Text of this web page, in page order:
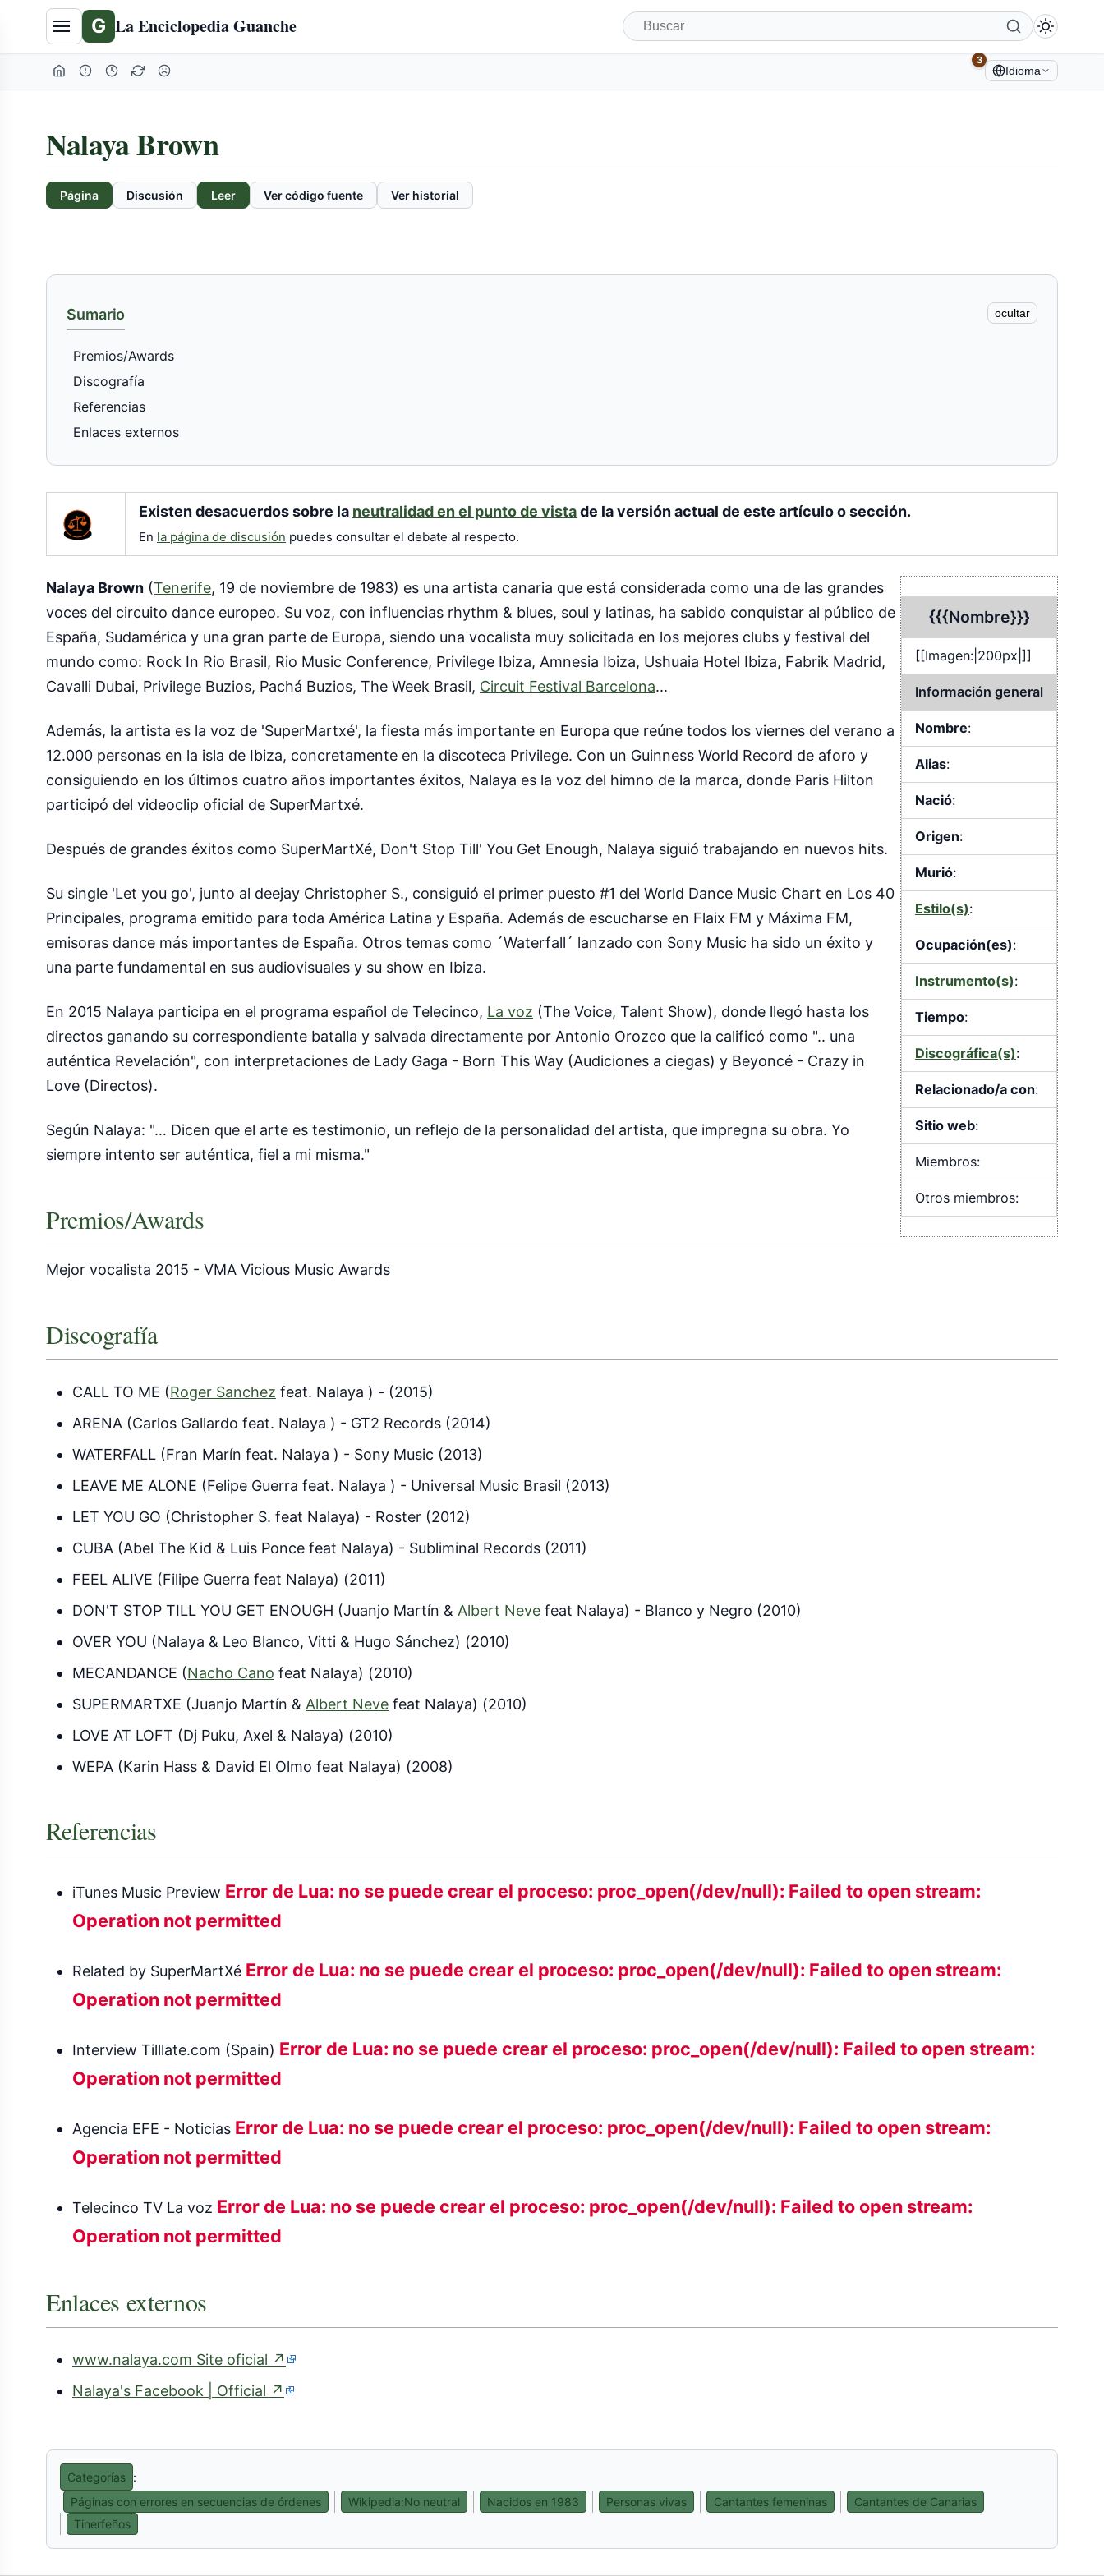
G La Enciclopedia Guanche
3
Idioma
Nalaya Brown
Página Discusión Leer Ver código fuente Ver historial
Sumario ocultar
Premios/Awards
Discografía
Referencias
Enlaces externos
Existen desacuerdos sobre la neutralidad en el punto de vistade la versión actual de este artículo o sección.
En la página de discusión puedes consultar el debate al respecto.
{{{Nombre}}}
[[Imagen:|200px|]]
Información general
Nombre:
Alias:
Nació:
Origen:
Murió:
Estilo(s):
Ocupación(es):
Instrumento(s):
Tiempo:
Discográfica(s):
Relacionado/a con:
Sitio web:
Miembros:
Otros miembros:
Nalaya Brown (Tenerife, 19 de noviembre de 1983) es una artista canaria que está considerada como una de las grandes
voces del circuito dance europeo. Su voz, con influencias rhythm & blues, soul y latinas, ha sabido conquistar al público de
España, Sudamérica y una gran parte de Europa, siendo una vocalista muy solicitada en los mejores clubs y festival del
mundo como: Rock In Rio Brasil, Rio Music Conference, Privilege Ibiza, Amnesia Ibiza, Ushuaia Hotel Ibiza, Fabrik Madrid,
Cavalli Dubai, Privilege Buzios, Pachá Buzios, The Week Brasil, Circuit Festival Barcelona...
Además, la artista es la voz de 'SuperMartxé', la fiesta más importante en Europa que reúne todos los viernes del verano a
12.000 personas en la isla de Ibiza, concretamente en la discoteca Privilege. Con un Guinness World Record de aforo y
consiguiendo en los últimos cuatro años importantes éxitos, Nalaya es la voz del himno de la marca, donde Paris Hilton
participó del videoclip oficial de SuperMartxé.
Después de grandes éxitos como SuperMartXé, Don't Stop Till' You Get Enough, Nalaya siguió trabajando en nuevos hits.
Su single 'Let you go', junto al deejay Christopher S., consiguió el primer puesto #1 del World Dance Music Chart en Los 40
Principales, programa emitido para toda América Latina y España. Además de escucharse en Flaix FM y Máxima FM,
emisoras dance más importantes de España. Otros temas como ´Waterfall´ lanzado con Sony Music ha sido un éxito y
una parte fundamental en sus audiovisuales y su show en Ibiza.
En 2015 Nalaya participa en el programa español de Telecinco, La voz (The Voice, Talent Show), donde llegó hasta los
directos ganando su correspondiente batalla y salvada directamente por Antonio Orozco que la calificó como ".. una
auténtica Revelación", con interpretaciones de Lady Gaga - Born This Way (Audiciones a ciegas) y Beyoncé - Crazy in
Love (Directos).
Según Nalaya: "… Dicen que el arte es testimonio, un reflejo de la personalidad del artista, que impregna su obra. Yo
siempre intento ser auténtica, fiel a mi misma."
Premios/Awards
Mejor vocalista 2015 - VMA Vicious Music Awards
Discografía
CALL TO ME (Roger Sanchez feat. Nalaya ) - (2015)
ARENA (Carlos Gallardo feat. Nalaya ) - GT2 Records (2014)
WATERFALL (Fran Marín feat. Nalaya ) - Sony Music (2013)
LEAVE ME ALONE (Felipe Guerra feat. Nalaya ) - Universal Music Brasil (2013)
LET YOU GO (Christopher S. feat Nalaya) - Roster (2012)
CUBA (Abel The Kid & Luis Ponce feat Nalaya) - Subliminal Records (2011)
FEEL ALIVE (Filipe Guerra feat Nalaya) (2011)
DON'T STOP TILL YOU GET ENOUGH (Juanjo Martín & Albert Neve feat Nalaya) - Blanco y Negro (2010)
OVER YOU (Nalaya & Leo Blanco, Vitti & Hugo Sánchez) (2010)
MECANDANCE (Nacho Cano feat Nalaya) (2010)
SUPERMARTXE (Juanjo Martín & Albert Neve feat Nalaya) (2010)
LOVE AT LOFT (Dj Puku, Axel & Nalaya) (2010)
WEPA (Karin Hass & David El Olmo feat Nalaya) (2008)
Referencias
iTunes Music Preview Error de Lua: no se puede crear el proceso: proc_open(/dev/null): Failed to open stream:
Operation not permitted
Related by SuperMartXé Error de Lua: no se puede crear el proceso: proc_open(/dev/null): Failed to open stream:
Operation not permitted
Interview Tilllate.com (Spain) Error de Lua: no se puede crear el proceso: proc_open(/dev/null): Failed to open stream:
Operation not permitted
Agencia EFE - Noticias Error de Lua: no se puede crear el proceso: proc_open(/dev/null): Failed to open stream:
Operation not permitted
Telecinco TV La voz Error de Lua: no se puede crear el proceso: proc_open(/dev/null): Failed to open stream:
Operation not permitted
Enlaces externos
www.nalaya.com Site oficial ↗ (enlace
externo)
Nalaya's Facebook | Official ↗ (enlace
Categorías :
Páginas con errores en secuencias de órdenes
Wikipedia:No neutral Nacidos en 1983 Personas vivas Cantantes femeninas
Cantantes de Canarias
Tinerfeños
contenidos
expandida